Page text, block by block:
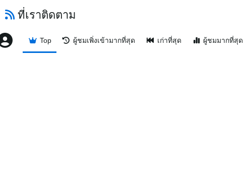
ที่เราติดตาม
Top ผู้ชมเพิ่งเข้ามากที่สุด เก่าที่สุด ผู้ชมมากที่สุด